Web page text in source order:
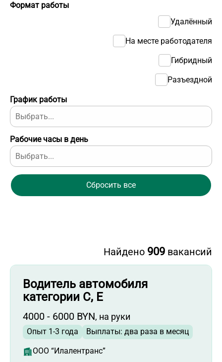
График работы
Рабочие часы в день
Формат работы
Удалённый
На месте работодателя
Гибридный
Разъездной
Сбросить все
Найдено 909 вакансий
Водитель автомобиля
категории С, Е
4000 - 6000 BYN, на руки
Опыт 1-3 года Выплаты: два раза в месяц
ООО “Илалентранс”